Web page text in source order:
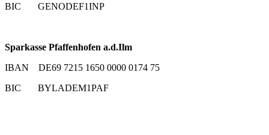
BIC GENODEF1INP
Sparkasse Pfaffenhofen a.d.Ilm
IBAN DE69 7215 1650 0000 0174 75
BIC BYLADEM1PAF